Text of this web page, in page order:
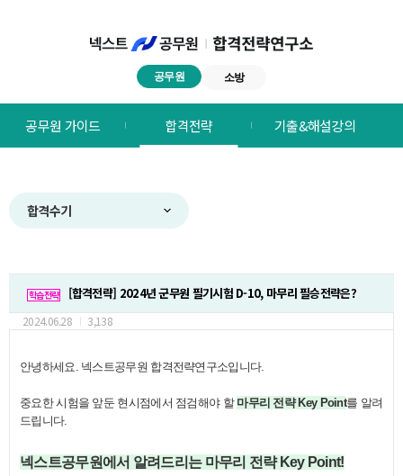
공무원 소방
합격전략연구소
메뉴
공무원 가이드 합격전략 기출&해설강의
합격수기
학습전략 [합격전략] 2024년 군무원 필기시험 D-10, 마무리 필승전략은?
2024.06.28 3,138
​안녕하세요. 넥스트공무원 합격전략연구소입니다.
중요한 시험을 앞둔 현시점에서 점검해야 할 마무리 전략 Key Point를 알려
드립니다.
넥스트공무원에서 알려드리는 마무리 전략 Key Point!